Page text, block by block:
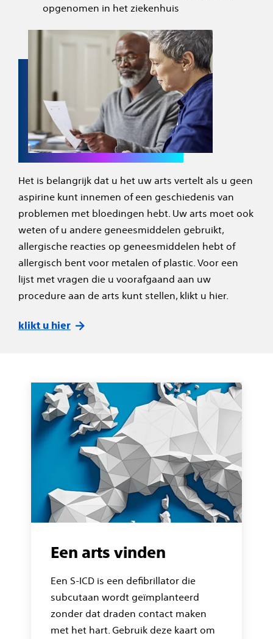
opgenomen in het ziekenhuis
Het is belangrijk dat u het uw arts vertelt als u geen
aspirine kunt innemen of een geschiedenis van
problemen met bloedingen hebt. Uw arts moet ook
weten of u andere geneesmiddelen gebruikt,
allergische reacties op geneesmiddelen hebt of
allergisch bent voor metalen of plastic. Voor een
lijst met vragen die u voorafgaand aan uw
procedure aan de arts kunt stellen, klikt u hier.
klikt u hier
Een arts vinden
Een S-ICD is een defibrillator die
subcutaan wordt geïmplanteerd
zonder dat draden contact maken
met het hart. Gebruik deze kaart om